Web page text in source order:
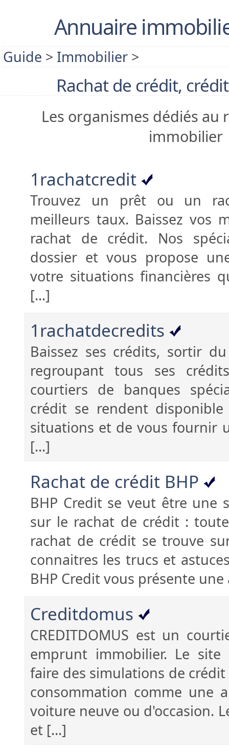
Annuaire
Guide > Immobilier >
Rachat de crédit,
Les organismes dédiés au
immobilier
1rachatcredit
Trouvez un prêt ou un
meilleurs taux. Baissez vos
rachat de crédit. Nos
dossier et vous propose
votre situations financières
[...]
1rachatdecredits
Baissez ses crédits, sortir
regroupant tous ses
courtiers de banques
crédit se rendent
situations et de vous fournir
[...]
Rachat de crédit BHP
BHP Credit se veut être une
sur le rachat de crédit :
rachat de crédit se trouve
connaitres les trucs et
BHP Credit vous présente
Creditdomus
CREDITDOMUS est un
emprunt immobilier. Le
faire des simulations de
consommation comme une
voiture neuve ou d'occasion.
et [...]